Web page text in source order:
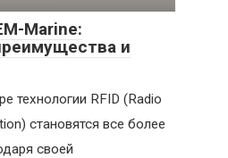
Marine:
и
технологии RFID (Radio
становятся все более
своей